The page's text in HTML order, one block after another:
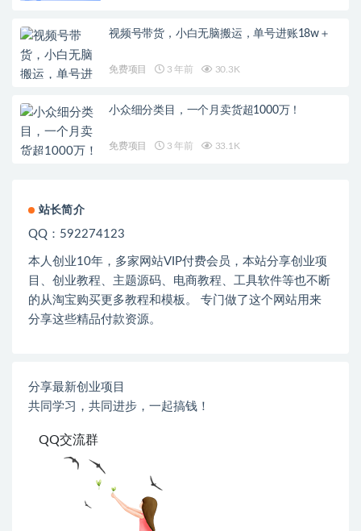
视频号带货，小白无脑搬运，单号进账18w＋
免费项目 3 年前 30.3K
小众细分类目，一个月卖货超1000万！
免费项目 3 年前 33.1K
站长简介
QQ：592274123
本人创业10年，多家网站VIP付费会员，本站分享创业项
目、创业教程、主题源码、电商教程、工具软件等也不断
的从淘宝购买更多教程和模板。 专门做了这个网站用来
分享这些精品付款资源。
分享最新创业项目
共同学习，共同进步，一起搞钱！
QQ交流群